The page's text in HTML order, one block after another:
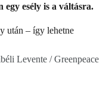
egy esély is a váltásra.
Levente / Greenpeace